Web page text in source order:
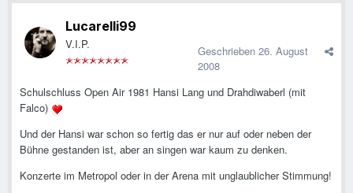
Lucarelli99
V.I.P. Geschrieben 26. August
2008
Schulschluss Open Air 1981 Hansi Lang und Drahdiwaberl (mit
Falco)
Und der Hansi war schon so fertig das er nur auf oder neben der
Bühne gestanden ist, aber an singen war kaum zu denken.
Konzerte im Metropol oder in der Arena mit unglaublicher Stimmung!